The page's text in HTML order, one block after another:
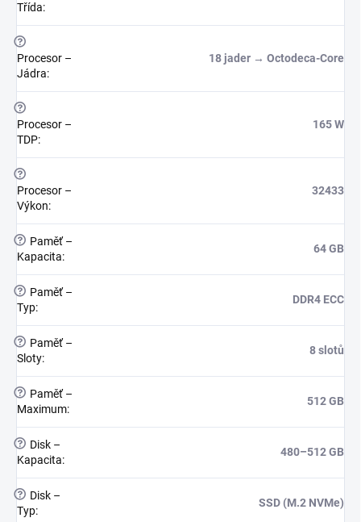
Třída:
?
Procesor –
Jádra:
18 jader → Octodeca-Core
?
Procesor –
TDP:
165 W
?
Procesor –
Výkon:
32433
?
Paměť –
Kapacita:
64 GB
?
Paměť –
Typ:
DDR4 ECC
?
Paměť –
Sloty:
8 slotů
?
Paměť –
Maximum:
512 GB
?
Disk –
Kapacita:
480–512 GB
?
Disk –
Typ:
SSD (M.2 NVMe)